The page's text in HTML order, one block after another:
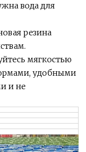
вода для
резина
мягкостью
удобными
и не